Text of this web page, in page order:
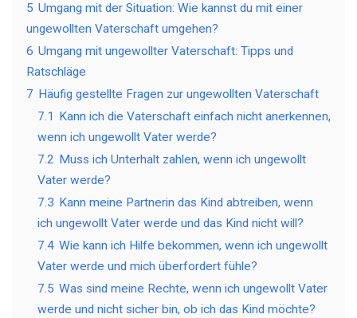
5 Umgang mit der Situation: Wie kannst du mit einer
ungewollten Vaterschaft umgehen?
6 Umgang mit ungewollter Vaterschaft: Tipps und
Ratschläge
7 Häufig gestellte Fragen zur ungewollten Vaterschaft
7.1 Kann ich die Vaterschaft einfach nicht anerkennen,
wenn ich ungewollt Vater werde?
7.2 Muss ich Unterhalt zahlen, wenn ich ungewollt
Vater werde?
7.3 Kann meine Partnerin das Kind abtreiben, wenn
ich ungewollt Vater werde und das Kind nicht will?
7.4 Wie kann ich Hilfe bekommen, wenn ich ungewollt
Vater werde und mich überfordert fühle?
7.5 Was sind meine Rechte, wenn ich ungewollt Vater
werde und nicht sicher bin, ob ich das Kind möchte?